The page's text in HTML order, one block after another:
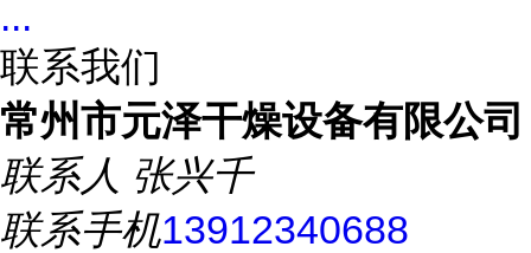
...
联系我们
常州市元泽干燥设备有限公司
联系人 张兴千
联系手机13912340688